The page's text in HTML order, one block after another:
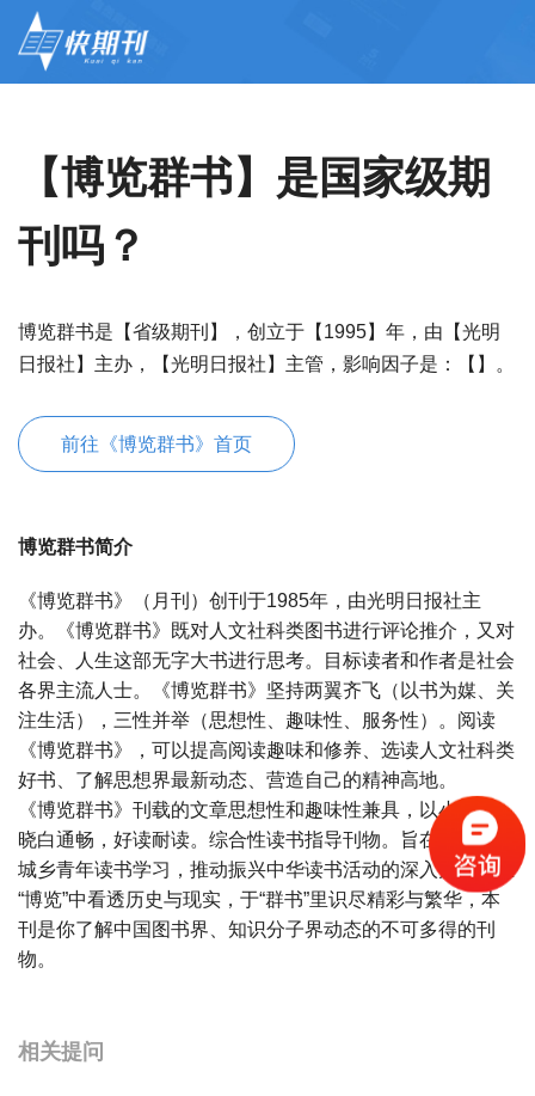
【博览群书】是国家级期
刊吗？
博览群书是【省级期刊】，创立于【1995】年，由【光明
日报社】主办，【光明日报社】主管，影响因子是：【】。
前往《博览群书》首页
博览群书简介
《博览群书》（月刊）创刊于1985年，由光明日报社主
办。《博览群书》既对人文社科类图书进行评论推介，又对
社会、人生这部无字大书进行思考。目标读者和作者是社会
各界主流人士。《博览群书》坚持两翼齐飞（以书为媒、关
注生活），三性并举（思想性、趣味性、服务性）。阅读
《博览群书》，可以提高阅读趣味和修养、选读人文社科类
好书、了解思想界最新动态、营造自己的精神高地。
《博览群书》刊载的文章思想性和趣味性兼具，以小见大，
晓白通畅，好读耐读。综合性读书指导刊物。旨在引导广大
城乡青年读书学习，推动振兴中华读书活动的深入开展。在
“博览”中看透历史与现实，于“群书”里识尽精彩与繁华，本
刊是你了解中国图书界、知识分子界动态的不可多得的刊
物。
相关提问